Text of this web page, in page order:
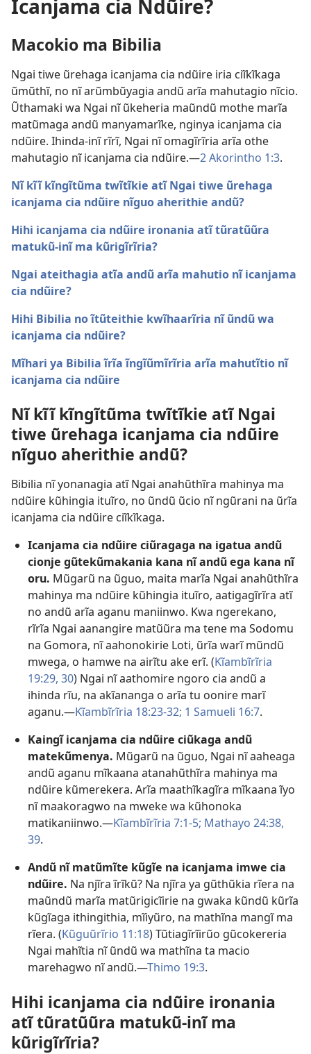
Icanjama cia Ndũire?
Macokio ma Bibilia
Ngai tiwe ũrehaga icanjama cia ndũire iria ciĩkĩkaga
ũmũthĩ, no nĩ arũmbũyagia andũ arĩa mahutagio nĩcio.
Ũthamaki wa Ngai nĩ ũkeheria maũndũ mothe marĩa
matũmaga andũ manyamarĩke, nginya icanjama cia
ndũire. Ihinda-inĩ rĩrĩ, Ngai nĩ omagĩrĩria arĩa othe
mahutagio nĩ icanjama cia ndũire.—2 Akorintho 1:3.
Nĩ kĩĩ kĩngĩtũma twĩtĩkie atĩ Ngai tiwe ũrehaga
icanjama cia ndũire nĩguo aherithie andũ?
Hihi icanjama cia ndũire ironania atĩ tũratũũra
matukũ-inĩ ma kũrigĩrĩria?
Ngai ateithagia atĩa andũ arĩa mahutio nĩ icanjama
cia ndũire?
Hihi Bibilia no ĩtũteithie kwĩhaarĩria nĩ ũndũ wa
icanjama cia ndũire?
Mĩhari ya Bibilia ĩrĩa ĩngĩũmĩrĩria arĩa mahutĩtio nĩ
icanjama cia ndũire
Nĩ kĩĩ kĩngĩtũma twĩtĩkie atĩ Ngai
tiwe ũrehaga icanjama cia ndũire
nĩguo aherithie andũ?
Bibilia nĩ yonanagia atĩ Ngai anahũthĩra mahinya ma
ndũire kũhingia ituĩro, no ũndũ ũcio nĩ ngũrani na ũrĩa
icanjama cia ndũire ciĩkĩkaga.
Icanjama cia ndũire ciũragaga na igatua andũ
cionje gũtekũmakania kana nĩ andũ ega kana nĩ
oru. Mũgarũ na ũguo, maita marĩa Ngai anahũthĩra
mahinya ma ndũire kũhingia ituĩro, aatigagĩrĩra atĩ
no andũ arĩa aganu maniinwo. Kwa ngerekano,
rĩrĩa Ngai aanangire matũũra ma tene ma Sodomu
na Gomora, nĩ aahonokirie Loti, ũrĩa warĩ mũndũ
mwega, o hamwe na airĩtu ake erĩ. (Kĩambĩrĩria
19:29, 30) Ngai nĩ aathomire ngoro cia andũ a
ihinda rĩu, na akĩananga o arĩa tu oonire marĩ
aganu.—Kĩambĩrĩria 18:23-32; 1 Samueli 16:7.
Kaingĩ icanjama cia ndũire ciũkaga andũ
matekũmenya. Mũgarũ na ũguo, Ngai nĩ aaheaga
andũ aganu mĩkaana atanahũthĩra mahinya ma
ndũire kũmerekera. Arĩa maathĩkagĩra mĩkaana ĩyo
nĩ maakoragwo na mweke wa kũhonoka
matikaniinwo.—Kĩambĩrĩria 7:1-5; Mathayo 24:38,
39.
Andũ nĩ matũmĩte kũgĩe na icanjama imwe cia
ndũire. Na njĩra ĩrĩkũ? Na njĩra ya gũthũkia rĩera na
maũndũ marĩa matũrigicĩirie na gwaka kũndũ kũrĩa
kũgĩaga ithingithia, mĩiyũro, na mathĩna mangĩ ma
rĩera. (Kũguũrĩrio 11:18) Tũtiagĩrĩirũo gũcokereria
Ngai mahĩtia nĩ ũndũ wa mathĩna ta macio
marehagwo nĩ andũ.—Thimo 19:3.
Hihi icanjama cia ndũire ironania
atĩ tũratũũra matukũ-inĩ ma
kũrigĩrĩria?